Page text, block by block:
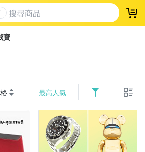
登
寶
最高人氣